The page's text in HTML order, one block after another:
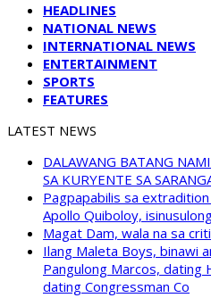
HEADLINES
NATIONAL NEWS
INTERNATIONAL NEWS
ENTERTAINMENT
SPORTS
FEATURES
LATEST NEWS
DALAWANG BATANG
SA KURYENTE SA
Pagpapabilis sa
Apollo Quiboloy,
Magat Dam, wala na sa
Ilang Maleta Boys, binawi
Pangulong Marcos, dating
dating Congressman Co